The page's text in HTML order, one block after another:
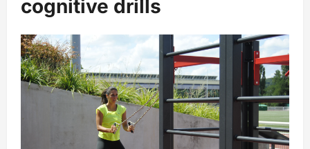
cognitive drills